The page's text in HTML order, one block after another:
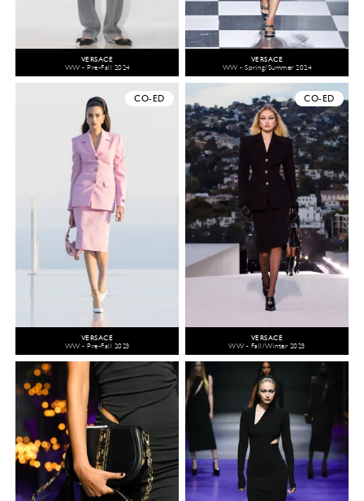
VERSACE
WW - Pre-Fall 2024
VERSACE
WW - Spring/Summer 2024
CO-ED
VERSACE
WW - Pre-Fall 2023
CO-ED
VERSACE
WW - Fall/Winter 2023